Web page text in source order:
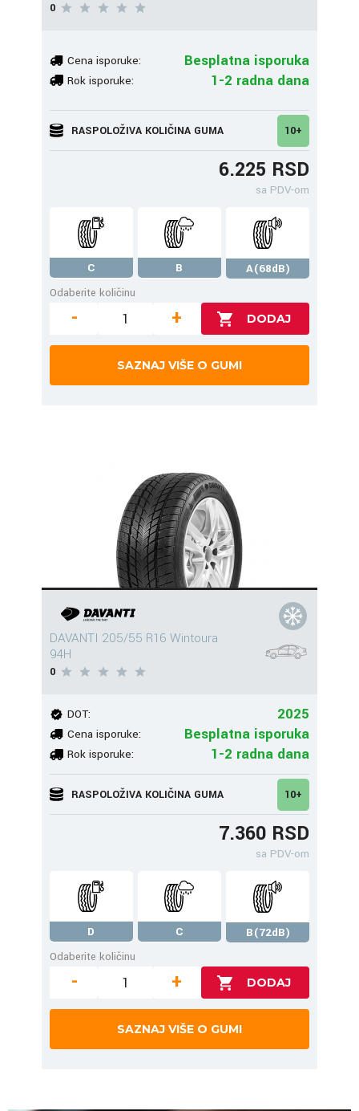
0
Cena isporuke: Besplatna isporuka
Rok isporuke: 1-2 radna dana
RASPOLOŽIVA KOLIČINA GUMA 10+
6.225 RSD
sa PDV-om
C B
A(68dB)
Odaberite količinu
- +
SAZNAJ VIŠE O GUMI
DAVANTI 205/55 R16 Wintoura
94H
0
DOT: 2025
Cena isporuke: Besplatna isporuka
Rok isporuke: 1-2 radna dana
RASPOLOŽIVA KOLIČINA GUMA 10+
7.360 RSD
sa PDV-om
D C
B(72dB)
Odaberite količinu
- +
SAZNAJ VIŠE O GUMI